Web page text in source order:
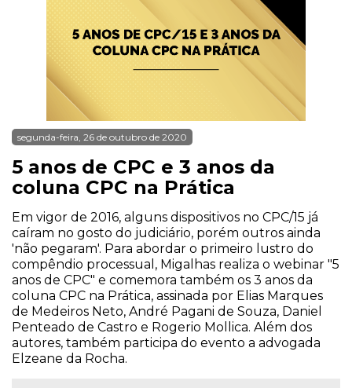
segunda-feira, 26 de outubro de 2020
5 anos de CPC e 3 anos da
coluna CPC na Prática
Em vigor de 2016, alguns dispositivos no CPC/15 já
caíram no gosto do judiciário, porém outros ainda
'não pegaram'. Para abordar o primeiro lustro do
compêndio processual, Migalhas realiza o webinar "5
anos de CPC" e comemora também os 3 anos da
coluna CPC na Prática, assinada por Elias Marques
de Medeiros Neto, André Pagani de Souza, Daniel
Penteado de Castro e Rogerio Mollica. Além dos
autores, também participa do evento a advogada
Elzeane da Rocha.